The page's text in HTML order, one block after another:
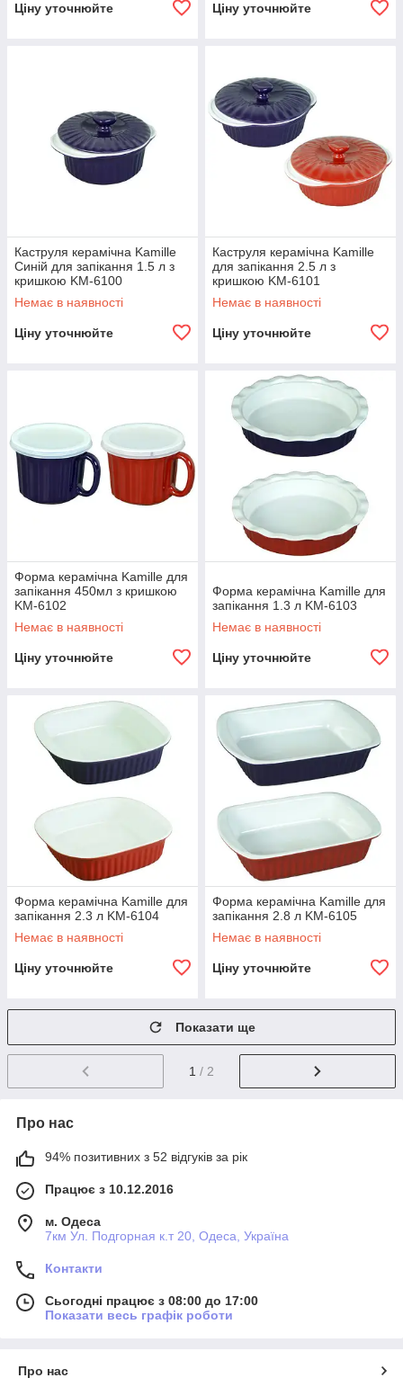
Ціну уточнюйте Ціну уточнюйте
Каструля керамічна Kamille
Синій для запікання 1.5 л з
кришкою KM-6100
Немає в наявності
Ціну уточнюйте
Каструля керамічна Kamille
для запікання 2.5 л з
кришкою KM-6101
Немає в наявності
Ціну уточнюйте
Форма керамічна Kamille для
запікання 450мл з кришкою
KM-6102
Немає в наявності
Ціну уточнюйте
Форма керамічна Kamille для
запікання 1.3 л KM-6103
Немає в наявності
Ціну уточнюйте
Форма керамічна Kamille для
запікання 2.3 л KM-6104
Немає в наявності
Ціну уточнюйте
Форма керамічна Kamille для
запікання 2.8 л KM-6105
Немає в наявності
Ціну уточнюйте
Показати ще
1 / 2
Про нас
94% позитивних з 52 відгуків за рік
Працює з 10.12.2016
м. Одеса
7км Ул. Подгорная к.т 20, Одеса, Україна
Контакти
Сьогодні працює з 08:00 до 17:00
Показати весь графік роботи
Про нас